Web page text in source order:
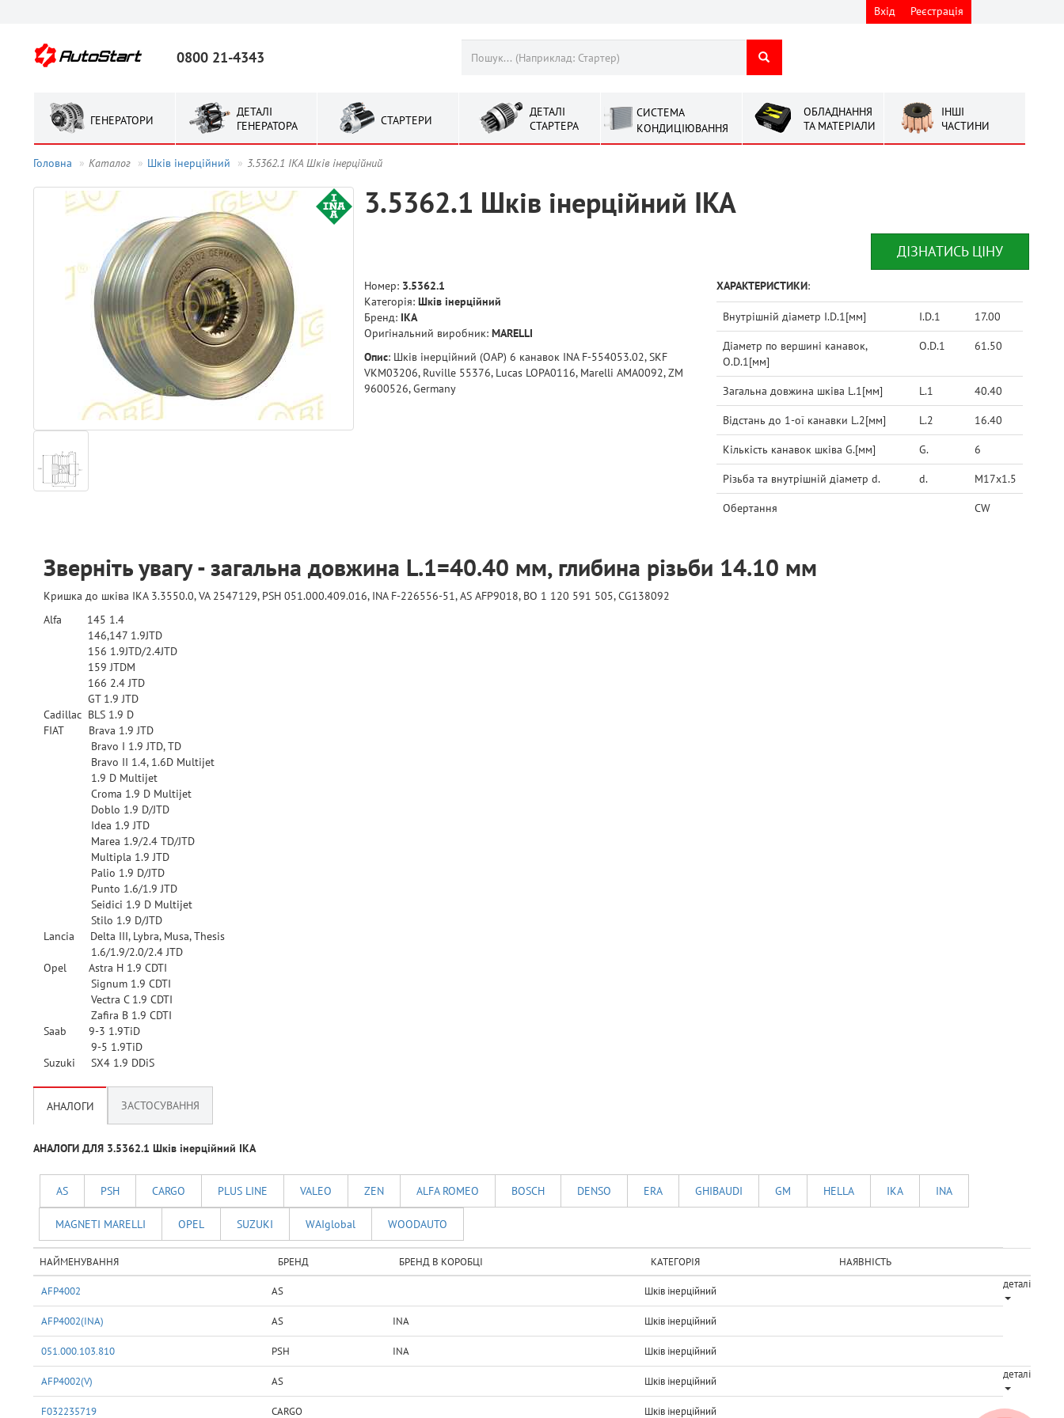
Вхід Реєстрація
0800 21-4343
ГЕНЕРАТОРИ
ДЕТАЛІ
ГЕНЕРАТОРА
СТАРТЕРИ
ДЕТАЛІ
СТАРТЕРА
СИСТЕМА
КОНДИЦІЮВАННЯ
ОБЛАДНАННЯ
ТА МАТЕРІАЛИ
ІНШІ
ЧАСТИНИ
Головна Каталог Шків інерційний 3.5362.1 IKA Шків інерційний
3.5362.1 Шків інерційний IKA
ДІЗНАТИСЬ ЦІНУ
Номер: 3.5362.1
Категорія: Шків інерційний
Бренд: IKA
Оригінальний виробник: MARELLI
Опис: Шкiв iнерцiйний (OAP) 6 канавок INA F-554053.02, SKF
VKM03206, Ruville 55376, Lucas LOPA0116, Marelli AMA0092, ZM
9600526, Germany
ХАРАКТЕРИСТИКИ:
Внутрішній діаметр I.D.1[мм] I.D.1 17.00
Діаметр по вершині канавок,
O.D.1[мм]
O.D.1 61.50
Загальна довжина шківа L.1[мм] L.1 40.40
Відстань до 1-ої канавки L.2[мм] L.2 16.40
Кількість канавок шківа G.[мм] G. 6
Різьба та внутрішній діаметр d. d. M17x1.5
Обертання CW
Зверніть увагу - загальна довжина L.1=40.40 мм, глибина різьби 14.10 мм
Кришка до шківа IKA 3.3550.0, VA 2547129, PSH 051.000.409.016, INA F-226556-51, AS AFP9018, BO 1 120 591 505, CG138092
Alfa 145 1.4
146,147 1.9JTD
156 1.9JTD/2.4JTD
159 JTDM
166 2.4 JTD
GT 1.9 JTD
Cadillac BLS 1.9 D
FIAT Brava 1.9 JTD
Bravo I 1.9 JTD, TD
Bravo II 1.4, 1.6D Multijet
1.9 D Multijet
Croma 1.9 D Multijet
Doblo 1.9 D/JTD
Idea 1.9 JTD
Marea 1.9/2.4 TD/JTD
Multipla 1.9 JTD
Palio 1.9 D/JTD
Punto 1.6/1.9 JTD
Seidici 1.9 D Multijet
Stilo 1.9 D/JTD
Lancia Delta III, Lybra, Musa, Thesis
1.6/1.9/2.0/2.4 JTD
Opel Astra H 1.9 CDTI
Signum 1.9 CDTI
Vectra C 1.9 CDTI
Zafira B 1.9 CDTI
Saab 9-3 1.9TiD
9-5 1.9TiD
Suzuki SX4 1.9 DDiS
АНАЛОГИ ЗАСТОСУВАННЯ
АНАЛОГИ ДЛЯ 3.5362.1 Шків інерційний IKA
AS PSH CARGO PLUS LINE VALEO ZEN ALFA ROMEO BOSCH DENSO ERA GHIBAUDI GM HELLA IKA INA
MAGNETI MARELLI OPEL SUZUKI WAIglobal WOODAUTO
НАЙМЕНУВАННЯ БРЕНД БРЕНД В КОРОБЦІ КАТЕГОРІЯ НАЯВНІСТЬ
AFP4002 AS Шків інерційний
деталі
AFP4002(INA) AS INA Шків інерційний
051.000.103.810 PSH INA Шків інерційний
AFP4002(V) AS Шків інерційний
деталі
F032235719 CARGO Шків інерційний